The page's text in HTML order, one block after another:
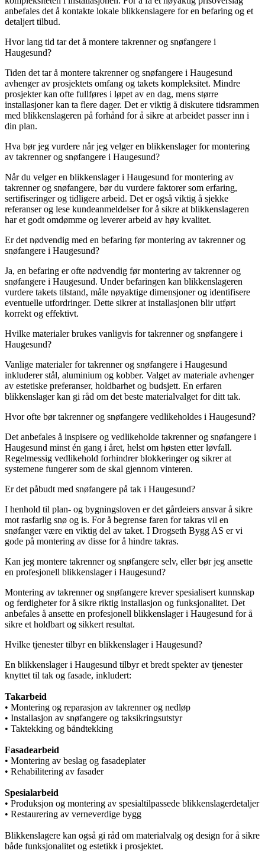
anbefales det å kontakte lokale blikkenslagere for en befaring og et
detaljert tilbud.
Hvor lang tid tar det å montere takrenner og snøfangere i
Haugesund?
Tiden det tar å montere takrenner og snøfangere i Haugesund
avhenger av prosjektets omfang og takets kompleksitet. Mindre
prosjekter kan ofte fullføres i løpet av en dag, mens større
installasjoner kan ta flere dager. Det er viktig å diskutere tidsrammen
med blikkenslageren på forhånd for å sikre at arbeidet passer inn i
din plan.
Hva bør jeg vurdere når jeg velger en blikkenslager for montering
av takrenner og snøfangere i Haugesund?
Når du velger en blikkenslager i Haugesund for montering av
takrenner og snøfangere, bør du vurdere faktorer som erfaring,
sertifiseringer og tidligere arbeid. Det er også viktig å sjekke
referanser og lese kundeanmeldelser for å sikre at blikkenslageren
har et godt omdømme og leverer arbeid av høy kvalitet.
Er det nødvendig med en befaring før montering av takrenner og
snøfangere i Haugesund?
Ja, en befaring er ofte nødvendig før montering av takrenner og
snøfangere i Haugesund. Under befaringen kan blikkenslageren
vurdere takets tilstand, måle nøyaktige dimensjoner og identifisere
eventuelle utfordringer. Dette sikrer at installasjonen blir utført
korrekt og effektivt.
Hvilke materialer brukes vanligvis for takrenner og snøfangere i
Haugesund?
Vanlige materialer for takrenner og snøfangere i Haugesund
inkluderer stål, aluminium og kobber. Valget av materiale avhenger
av estetiske preferanser, holdbarhet og budsjett. En erfaren
blikkenslager kan gi råd om det beste materialvalget for ditt tak.
Hvor ofte bør takrenner og snøfangere vedlikeholdes i Haugesund?
Det anbefales å inspisere og vedlikeholde takrenner og snøfangere i
Haugesund minst én gang i året, helst om høsten etter løvfall.
Regelmessig vedlikehold forhindrer blokkeringer og sikrer at
systemene fungerer som de skal gjennom vinteren.
Er det påbudt med snøfangere på tak i Haugesund?
I henhold til plan- og bygningsloven er det gårdeiers ansvar å sikre
mot rasfarlig snø og is. For å begrense faren for takras vil en
snøfanger være en viktig del av taket. I Drogseth Bygg AS er vi
gode på montering av disse for å hindre takras.
Kan jeg montere takrenner og snøfangere selv, eller bør jeg ansette
en profesjonell blikkenslager i Haugesund?
Montering av takrenner og snøfangere krever spesialisert kunnskap
og ferdigheter for å sikre riktig installasjon og funksjonalitet. Det
anbefales å ansette en profesjonell blikkenslager i Haugesund for å
sikre et holdbart og sikkert resultat.
Hvilke tjenester tilbyr en blikkenslager i Haugesund?
En blikkenslager i Haugesund tilbyr et bredt spekter av tjenester
knyttet til tak og fasade, inkludert:
Takarbeid
• Montering og reparasjon av takrenner og nedløp
• Installasjon av snøfangere og taksikringsutstyr
• Taktekking og båndtekking
Fasadearbeid
• Montering av beslag og fasadeplater
• Rehabilitering av fasader
Spesialarbeid
• Produksjon og montering av spesialtilpassede blikkenslagerdetaljer
• Restaurering av verneverdige bygg
Blikkenslagere kan også gi råd om materialvalg og design for å sikre
både funksjonalitet og estetikk i prosjektet.